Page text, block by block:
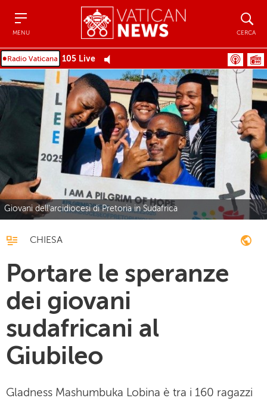
MENU CERCA
105 Live
Giovani dell'arcidiocesi di Pretoria in Sudafrica
CHIESA
Portare le speranze
dei giovani
sudafricani al
Giubileo
Gladness Mashumbuka Lobina è tra i 160 ragazzi